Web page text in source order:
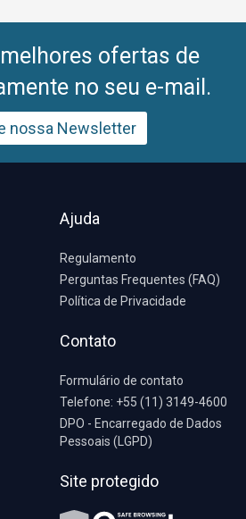
melhores ofertas de
no seu e-mail.
nossa Newsletter
Ajuda
Regulamento
Perguntas Frequentes (FAQ)
Política de Privacidade
Contato
Formulário de contato
Telefone: +55 (11) 3149-4600
DPO - Encarregado de Dados
Pessoais (LGPD)
Site protegido